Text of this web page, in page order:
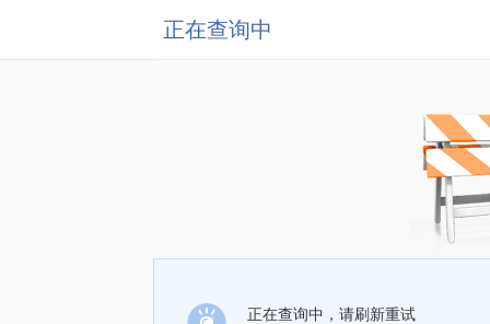
正在查询中
正在查询中，请刷新重试